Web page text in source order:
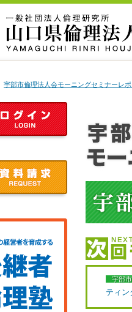
宇部市倫理法人会モーニングセミナーレ
宇部市
ティ